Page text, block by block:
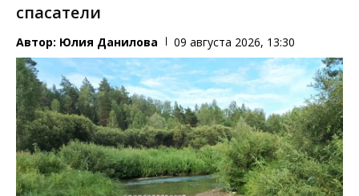
спасатели
Автор: Юлия Данилова 09 августа 2026, 13:30